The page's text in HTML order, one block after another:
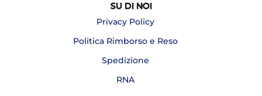
SU DI NOI
Privacy Policy
Politica Rimborso e Reso
Spedizione
RNA